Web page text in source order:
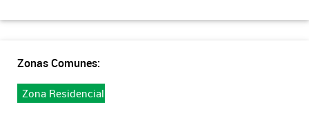
Zonas Comunes:
Zona Residencial